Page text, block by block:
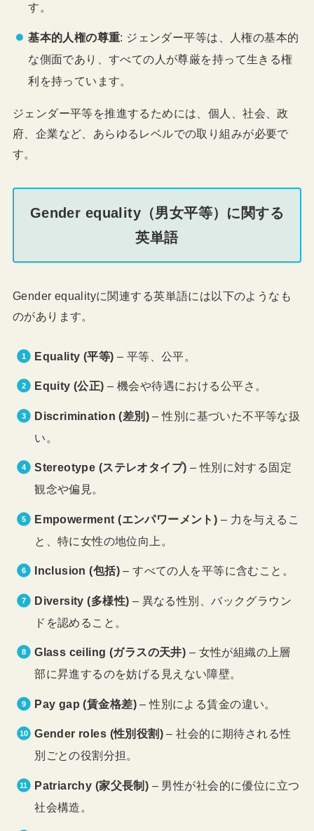
す。
基本的人権の尊重: ジェンダー平等は、人権の基本的
な側面であり、すべての人が尊厳を持って生きる権
利を持っています。
ジェンダー平等を推進するためには、個人、社会、政
府、企業など、あらゆるレベルでの取り組みが必要で
す。
Gender equality（男女平等）に関する
英単語
Gender equalityに関連する英単語には以下のようなも
のがあります。
Equality (平等) – 平等、公平。
Equity (公正) – 機会や待遇における公平さ。
Discrimination (差別) – 性別に基づいた不平等な扱
い。
Stereotype (ステレオタイプ) – 性別に対する固定
観念や偏見。
Empowerment (エンパワーメント) – 力を与えるこ
と、特に女性の地位向上。
Inclusion (包括)– すべての人を平等に含むこと。
Diversity (多様性) – 異なる性別、バックグラウン
ドを認めること。
Glass ceiling (ガラスの天井) – 女性が組織の上層
部に昇進するのを妨げる見えない障壁。
Pay gap (賃金格差)– 性別による賃金の違い。
Gender roles (性別役割) – 社会的に期待される性
別ごとの役割分担。
Patriarchy (家父長制) – 男性が社会的に優位に立つ
社会構造。